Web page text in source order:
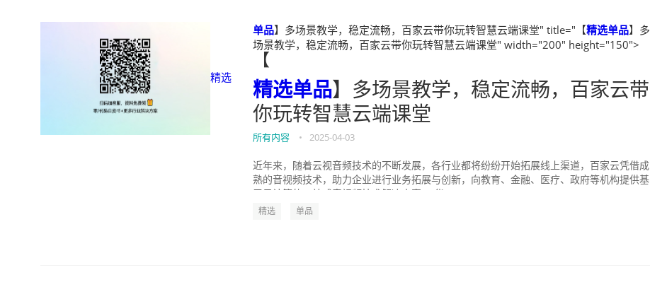
精选
单品】多场景教学，稳定流畅，百家云带你玩转智慧云端课堂" title="【精选单品】多
场景教学，稳定流畅，百家云带你玩转智慧云端课堂" width="200" height="150">
【
精选单品】多场景教学，稳定流畅，百家云带
你玩转智慧云端课堂
所有内容 • 2025-04-03
近年来，随着云视音频技术的不断发展，各行业都将纷纷开始拓展线上渠道，百家云凭借成
熟的音视频技术，助力企业进行业务拓展与创新，向教育、金融、医疗、政府等机构提供基
精选 单品